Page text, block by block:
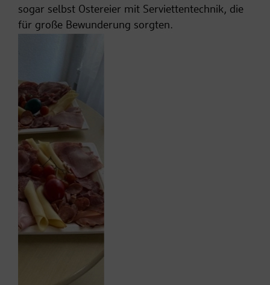
sogar selbst Ostereier mit Serviettentechnik, die
für große Bewunderung sorgten.